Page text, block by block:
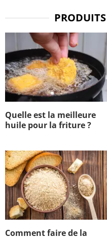
Quelle est la meilleure
huile pour la friture ?
Comment faire de la